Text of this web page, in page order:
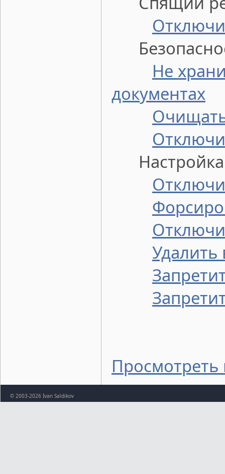
Не
документах
Настройка
Удалить
© 2003-2026 Ivan Saldikov